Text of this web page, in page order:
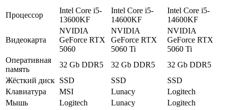
Процессор
Intel Core i5-
13600KF
Intel Core i5-
14600KF
Intel Core i5-
14600KF
Видеокарта
NVIDIA
GeForce RTX
5060
NVIDIA
GeForce RTX
5060 Ti
NVIDIA
GeForce RTX
5060 Ti
Оперативная
память
32 Gb DDR5 32 Gb DDR5
32 Gb DDR5
Жёсткий диск SSD SSD
SSD
Клавиатура
MSI Lunacy
Logitech
Мышь
Logitech Lunacy
Logitech